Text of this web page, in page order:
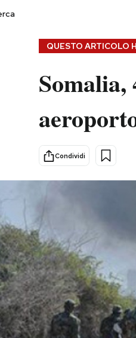
Storie/Idee
Ok Boomer!
Altrecose
Mondiali calcio 2026
QUESTO ARTICOLO
Condividi